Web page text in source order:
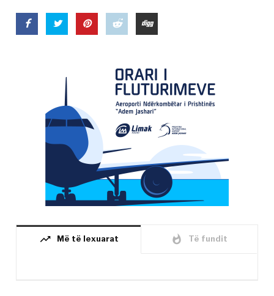
trending_up Më të lexuarat whatshot Të fundit